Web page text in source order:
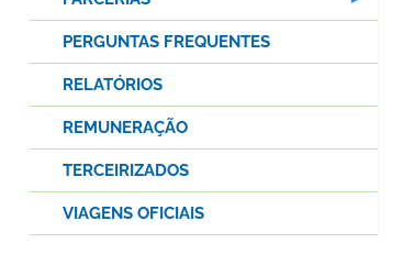
PERGUNTAS FREQUENTES
RELATÓRIOS
REMUNERAÇÃO
TERCEIRIZADOS
VIAGENS OFICIAIS